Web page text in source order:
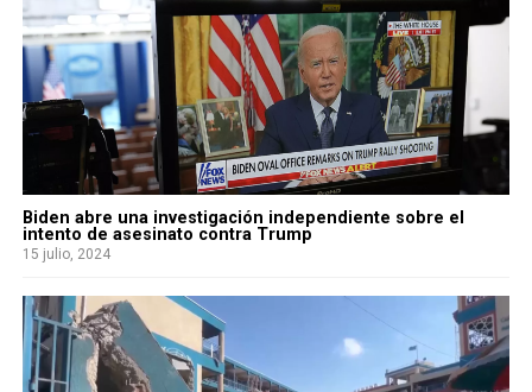
Biden abre una investigación independiente sobre el
intento de asesinato contra Trump
15 julio, 2024